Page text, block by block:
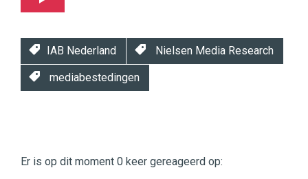
IAB Nederland Nielsen Media Research
mediabestedingen
|
Digital
Er is op dit moment 0 keer gereageerd op: